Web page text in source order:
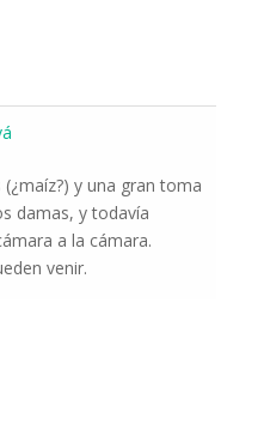
y una gran toma
damas, y todavía
a la cámara.
venir.